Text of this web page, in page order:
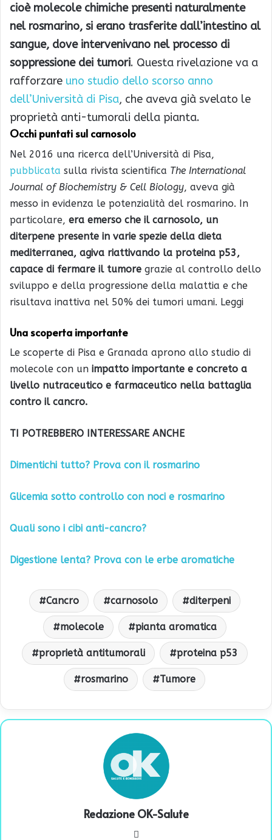
cioè molecole chimiche presenti naturalmente
nel rosmarino, si erano trasferite dall’intestino al
sangue, dove intervenivano nel processo di
soppressione dei tumori. Questa rivelazione va a
rafforzare uno studio dello scorso anno
dell’Università di Pisa, che aveva già svelato le
proprietà anti-tumorali della pianta.
Occhi puntati sul carnosolo
Nel 2016 una ricerca dell’Università di Pisa,
pubblicata sulla rivista scientifica The International
Journal of Biochemistry & Cell Biology, aveva già
messo in evidenza le potenzialità del rosmarino. In
particolare, era emerso che il carnosolo, un
diterpene presente in varie spezie della dieta
mediterranea, agiva riattivando la proteina p53,
capace di fermare il tumore grazie al controllo dello
sviluppo e della progressione della malattia e che
risultava inattiva nel 50% dei tumori umani. Leggi
Una scoperta importante
Le scoperte di Pisa e Granada aprono allo studio di
molecole con un impatto importante e concreto a
livello nutraceutico e farmaceutico nella battaglia
contro il cancro.
TI POTREBBERO INTERESSARE ANCHE
Dimentichi tutto? Prova con il rosmarino
Glicemia sotto controllo con noci e rosmarino
Quali sono i cibi anti-cancro?
Digestione lenta? Prova con le erbe aromatiche
Cancro carnosolo diterpeni
molecole pianta aromatica
proprietà antitumorali proteina p53
rosmarino Tumore
Redazione OK-Salute